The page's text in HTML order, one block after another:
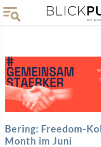
Bering: Freedom-
Month im Juni